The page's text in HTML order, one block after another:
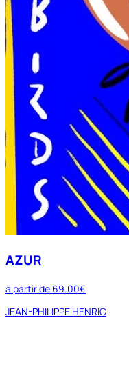
AZUR
à partir de 69.00€
JEAN-PHILIPPE HENRIC